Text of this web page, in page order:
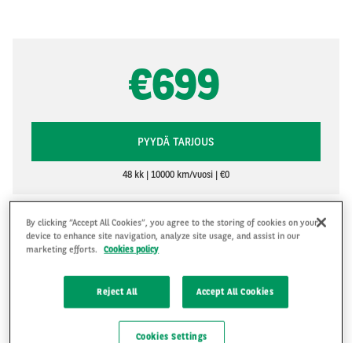
€699
PYYDÄ TARJOUS
48 kk 10000 km/vuosi €0
A0gCO2/km
By clicking “Accept All Cookies”, you agree to the storing of cookies on your
device to enhance site navigation, analyze site usage, and assist in our
marketing efforts.
Cookies policy
Reject All Accept All Cookies
Cookies Settings